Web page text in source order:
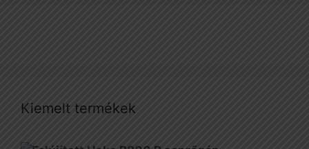
Kiemelt termékek